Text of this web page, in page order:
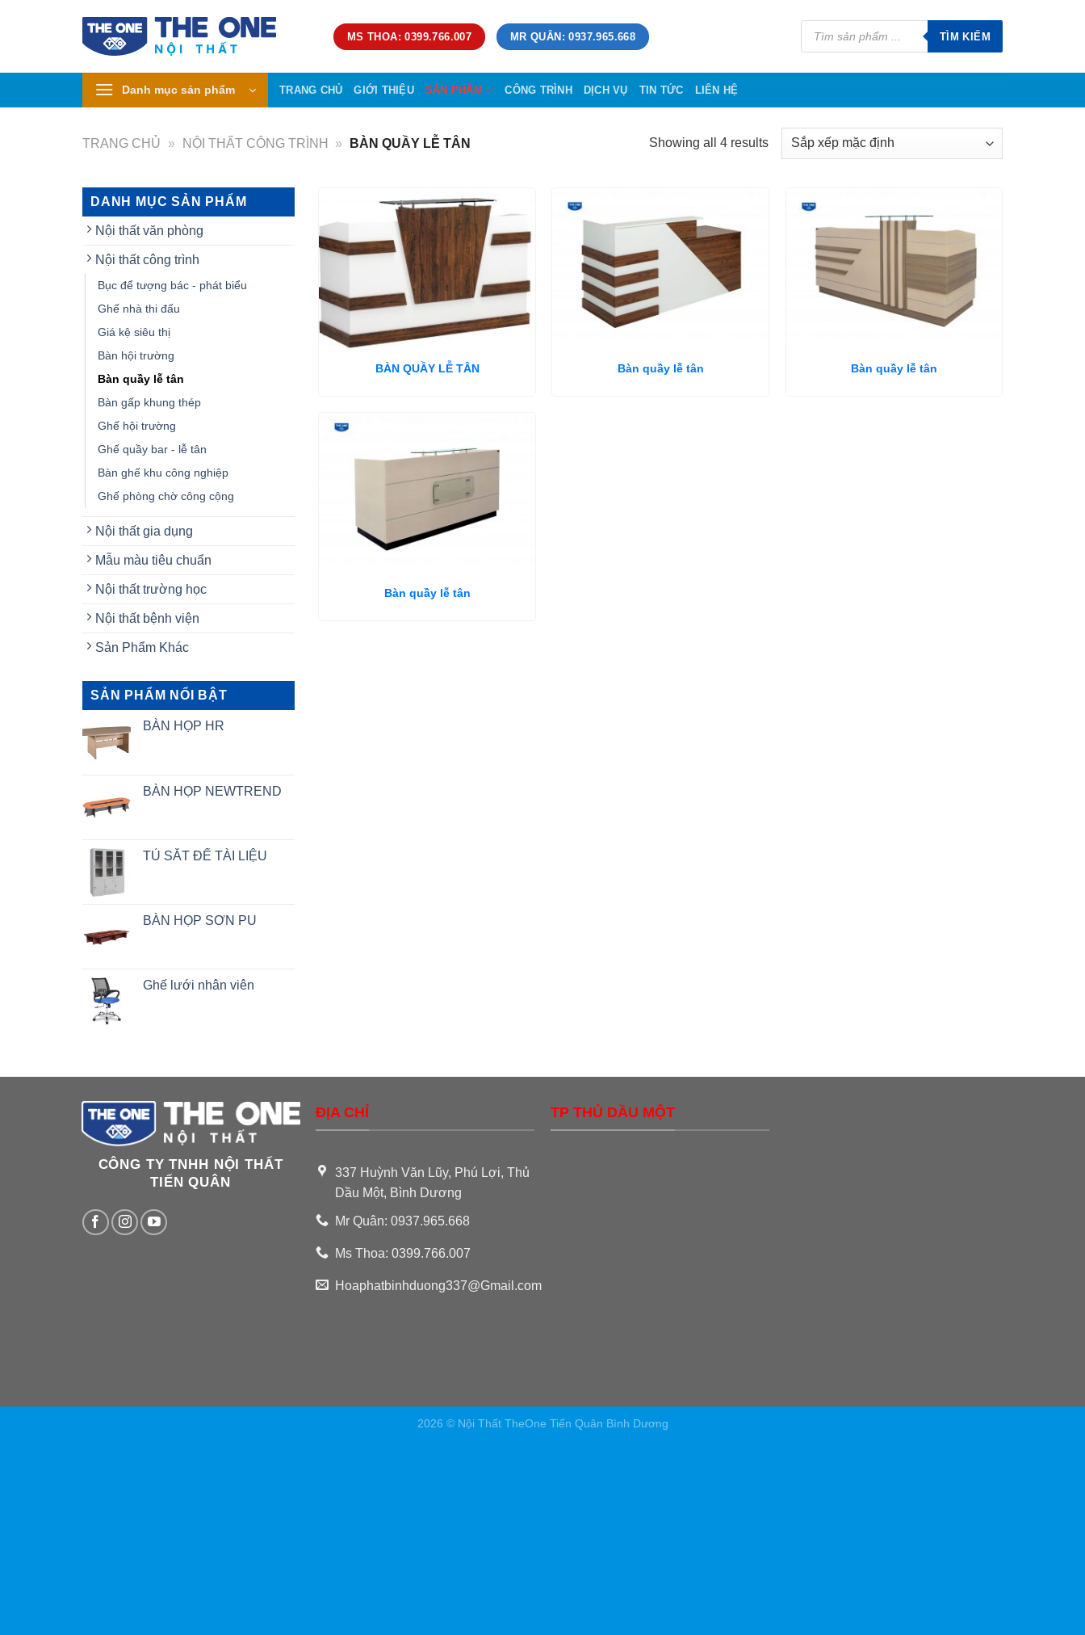
MS THOA: 0399.766.007 MR QUÂN: 0937.965.668
Tìm
kiếm
phẩm
TÌM KIẾM
Danh mục sản phẩm TRANG CHỦ GIỚI THIỆU SẢN PHẨM CÔNG TRÌNH DỊCH VỤ TIN TỨC LIÊN HỆ
TRANG CHỦ » NỘI THẤT CÔNG TRÌNH » BÀN QUẦY LỄ TÂN Showing all 4 results
DANH MỤC SẢN PHẨM
Nội thất văn phòng
Nội thất công trình
Bục để tượng bác - phát biểu
Ghế nhà thi đấu
Giá kệ siêu thị
Bàn hội trường
Bàn quầy lễ tân
Bàn gấp khung thép
Ghế hội trường
Ghế quầy bar - lễ tân
Bàn ghế khu công nghiệp
Ghế phòng chờ công cộng
Nội thất gia dụng
Mẫu màu tiêu chuẩn
Nội thất trường học
Nội thất bệnh viện
Sản Phẩm Khác
SẢN PHẨM NỔI BẬT
BÀN HỌP HR
BÀN HỌP NEWTREND
TỦ SẮT ĐỂ TÀI LIỆU
BÀN HỌP SƠN PU
Ghế lưới nhân viên
BÀN QUẦY LỄ TÂN Bàn quầy lễ tân Bàn quầy lễ tân
Bàn quầy lễ tân
CÔNG TY TNHH NỘI THẤT
TIẾN QUÂN
ĐỊA CHỈ
337 Huỳnh Văn Lũy, Phú Lợi, Thủ
Dầu Một, Bình Dương
Mr Quân: 0937.965.668
Ms Thoa: 0399.766.007
Hoaphatbinhduong337@Gmail.com
TP THỦ DẦU MỘT
2026 © Nội Thất TheOne Tiến Quân Bình Dương